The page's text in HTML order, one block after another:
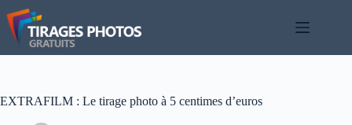
Passer
au
contenu
EXTRAFILM : Le tirage photo à 5 centimes d’euros